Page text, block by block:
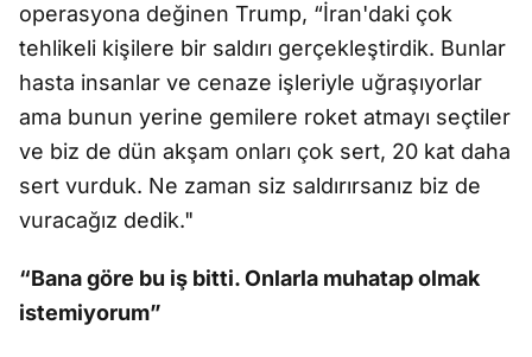
operasyona değinen Trump, “İran'daki çok
tehlikeli kişilere bir saldırı gerçekleştirdik. Bunlar
hasta insanlar ve cenaze işleriyle uğraşıyorlar
ama bunun yerine gemilere roket atmayı seçtiler
ve biz de dün akşam onları çok sert, 20 kat daha
sert vurduk. Ne zaman siz saldırırsanız biz de
vuracağız dedik."
“Bana göre bu iş bitti. Onlarla muhatap olmak
istemiyorum”